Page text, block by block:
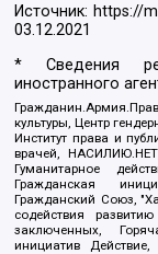
Источник:https://
03.12.2021
* Сведения
иностранного
культуры, Центр
Институт права и
врачей,
Гуманитарное
Гражданская
Гражданский Союз,
содействия
заключенных,
инициатив